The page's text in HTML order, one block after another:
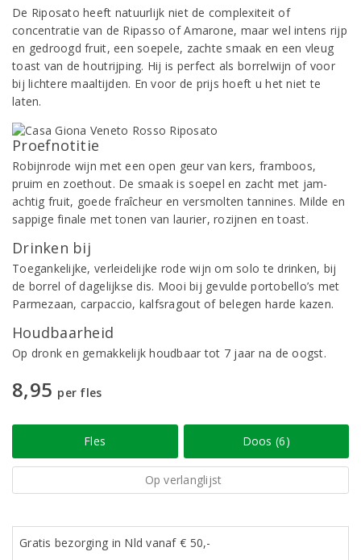
De Riposato heeft natuurlijk niet de complexiteit of
concentratie van de Ripasso of Amarone, maar wel intens rijp
en gedroogd fruit, een soepele, zachte smaak en een vleug
toast van de houtrijping. Hij is perfect als borrelwijn of voor
bij lichtere maaltijden. En voor de prijs hoeft u het niet te
laten.
Proefnotitie
Robijnrode wijn met een open geur van kers, framboos,
pruim en zoethout. De smaak is soepel en zacht met jam-
achtig fruit, goede fraîcheur en versmolten tannines. Milde en
sappige finale met tonen van laurier, rozijnen en toast.
Drinken bij
Toegankelijke, verleidelijke rode wijn om solo te drinken, bij
de borrel of dagelijkse dis. Mooi bij gevulde portobello’s met
Parmezaan, carpaccio, kalfsragout of belegen harde kazen.
Houdbaarheid
Op dronk en gemakkelijk houdbaar tot 7 jaar na de oogst.
8,95 per fles
Fles Doos (6)
Op verlanglijst
Gratis bezorging in Nld vanaf € 50,-